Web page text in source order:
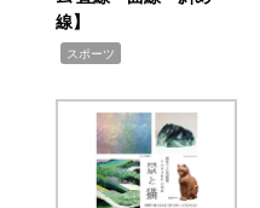
線】
スポーツ